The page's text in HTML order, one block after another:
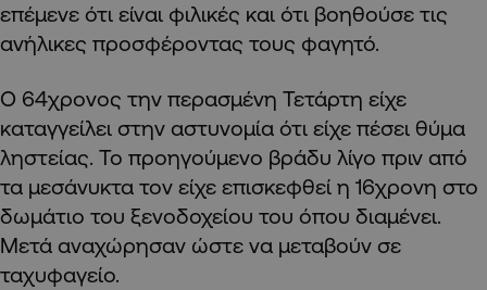
επέμενε ότι είναι φιλικές και ότι βοηθούσε τις
ανήλικες προσφέροντας τους φαγητό.
Ο 64χρονος την περασμένη Τετάρτη είχε
καταγγείλει στην αστυνομία ότι είχε πέσει θύμα
ληστείας. Το προηγούμενο βράδυ λίγο πριν από
τα μεσάνυκτα τον είχε επισκεφθεί η 16χρονη στο
δωμάτιο του ξενοδοχείου του όπου διαμένει.
Μετά αναχώρησαν ώστε να μεταβούν σε
ταχυφαγείο.